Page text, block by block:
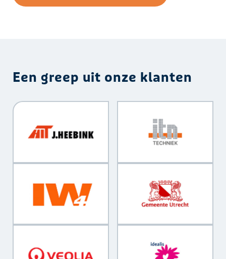
Een greep uit onze klanten